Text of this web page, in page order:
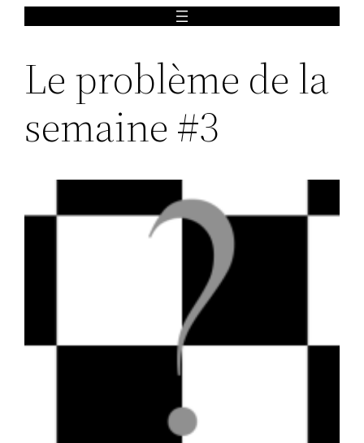
contenu
Le problème de la
semaine #3